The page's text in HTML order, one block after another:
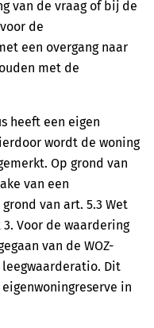
van de vraag of bij de
de
een overgang naar
met de
heeft een eigen
wordt de woning
Op grond van
van een
van art. 5.3 Wet
Voor de waardering
van de WOZ-
Dit
in